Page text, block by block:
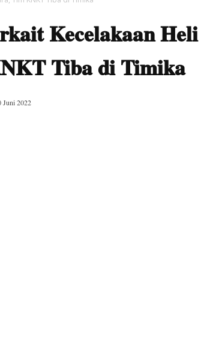
Kecelakaan Heli
Tiba di Timika
Juni 2022